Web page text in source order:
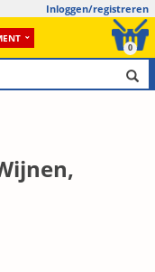
Inloggen/registreren
0